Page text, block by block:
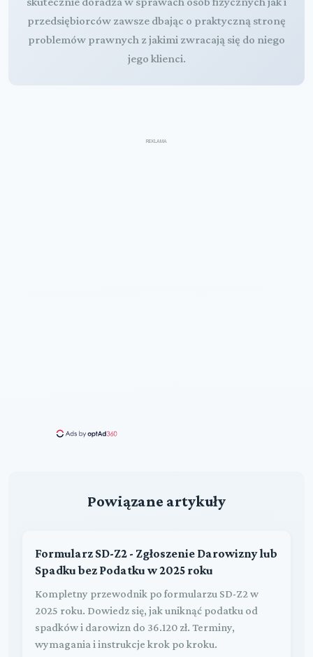
przedsiębiorców zawsze dbając o praktyczną stronę
problemów prawnych z jakimi zwracają się do niego
jego klienci.
REKLAMA
Powiązane artykuły
Formularz SD-Z2 - Zgłoszenie Darowizny lub
Spadku bez Podatku w 2025 roku
Kompletny przewodnik po formularzu SD-Z2 w
2025 roku. Dowiedz się, jak uniknąć podatku od
spadków i darowizn do 36.120 zł. Terminy,
wymagania i instrukcje krok po kroku.